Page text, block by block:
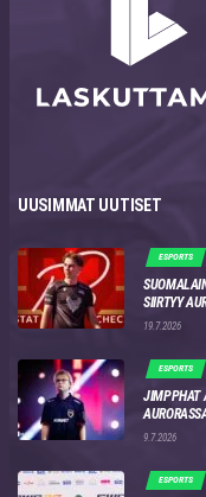
UUSIMMAT UUTISET
ESPORTS
SIIRTYY
19.7.2026
ESPORTS
JIMPPHAT
9.7.2026
ESPORTS